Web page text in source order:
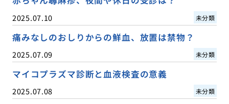
2025.07.10 未分類
痛みなしのおしりからの鮮血、放置は禁物？
2025.07.09 未分類
マイコプラズマ診断と血液検査の意義
2025.07.08 未分類